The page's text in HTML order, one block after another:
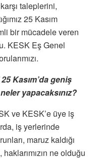
taleplerini,
25 Kasım
bir mücadele veren
KESK Eş Genel
Kasım’da geniş
yapacaksınız?
ve KESK’e üye iş
iş yerlerinde
maruz kaldığı
ne olduğu